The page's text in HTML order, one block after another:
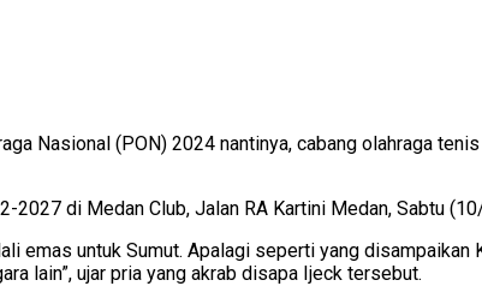
Nasional (PON) 2024 nantinya, cabang olahraga
di Medan Club, Jalan RA Kartini Medan, Sabtu
emas untuk Sumut. Apalagi seperti yang
lain”, ujar pria yang akrab disapa Ijeck tersebut.